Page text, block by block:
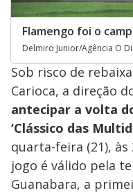
Flamengo foi o
Delmiro Junior/Agência O
Sob risco de
Carioca, a direção
antecipar a volta
‘Clássico das
quarta-feira (21), às
jogo é válido pela
Guanabara, a